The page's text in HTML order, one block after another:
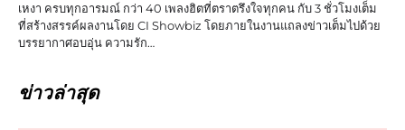
เหงา ครบทุกอารมณ์ กว่า 40 เพลงฮิตที่ตราตรึงใจทุกคน กับ 3 ชั่วโมงเต็ม
ที่สร้างสรรค์ผลงานโดย CI Showbiz โดยภายในงานแถลงข่าวเต็มไปด้วย
บรรยากาศอบอุ่น ความรัก…
ข่าวล่าสุด